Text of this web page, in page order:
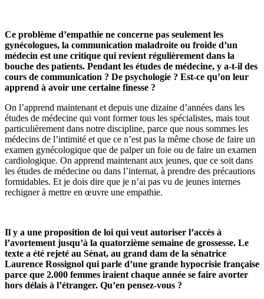
Ce problème d’empathie ne concerne pas seulement les
gynécologues, la communication maladroite ou froide d’un
médecin est une critique qui revient régulièrement dans la
bouche des patients. Pendant les études de médecine, y a-t-il des
cours de communication ? De psychologie ? Est-ce qu’on leur
apprend à avoir une certaine finesse ?
On l’apprend maintenant et depuis une dizaine d’années dans les
études de médecine qui vont former tous les spécialistes, mais tout
particulièrement dans notre discipline, parce que nous sommes les
médecins de l’intimité et que ce n’est pas la même chose de faire un
examen gynécologique que de palper un foie ou de faire un examen
cardiologique. On apprend maintenant aux jeunes, que ce soit dans
les études de médecine ou dans l’internat, à prendre des précautions
formidables. Et je dois dire que je n’ai pas vu de jeunes internes
rechigner à mettre en œuvre une empathie.
Il y a une proposition de loi qui veut autoriser l’accès à
l’avortement jusqu’à la quatorzième semaine de grossesse. Le
texte a été rejeté au Sénat, au grand dam de la sénatrice
Laurence Rossignol qui parle d’une grande hypocrisie française
parce que 2.000 femmes iraient chaque année se faire avorter
hors délais à l’étranger. Qu’en pensez-vous ?